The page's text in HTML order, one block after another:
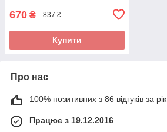
670 ₴ 837 ₴
Купити
Про нас
100% позитивних з 86 відгуків за рік
Працює з 19.12.2016